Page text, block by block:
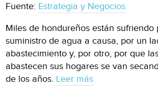
Fuente: Estrategia y Negocios
Miles de hondureños están
suministro de agua a causa, por un
abastecimiento y, por otro, por que
abastecen sus hogares se van
de los años. Leer más